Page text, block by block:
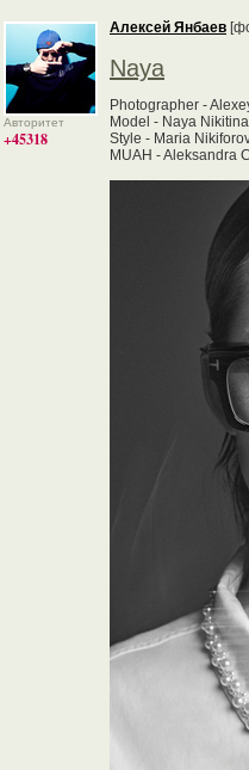
Авторитет
+45318
Алексей Янбаев
Naya
Photographer -
Model - Naya Nikitina
Style - Maria
MUAH - Aleksandra